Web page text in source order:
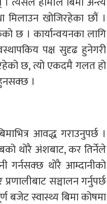
मिलाउन खोजिरहेका छौं ।
छ । कार्यान्वयनका लागि
पक्ष सुदृढ हुनेगरी
छ, त्यो एकदमै गलत हो
।
आवद्ध गराउनुपर्छ ।
थोरै अंशबाट, कर तिर्नेले
गर्नसक्छ थोरै आम्दानीको
सञ्चालन गर्नुपर्छ
बजेट स्वास्थ्य बिमा कोषमा